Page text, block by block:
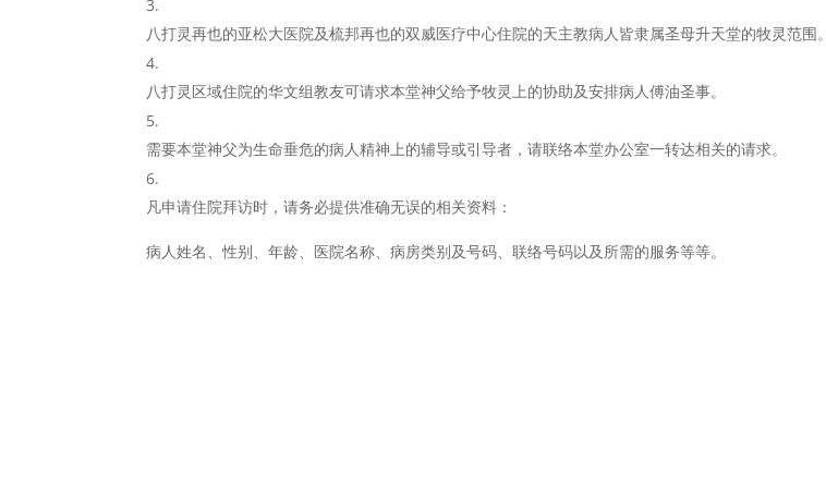
八打灵再也的亚松大医院及梳邦再也的双威医疗中心住院的天主教病人皆隶属圣母升天堂的牧灵范围。
八打灵区域住院的华文组教友可请求本堂神父给予牧灵上的协助及安排病人傅油圣事。
需要本堂神父为生命垂危的病人精神上的辅导或引导者，请联络本堂办公室一转达相关的请求。
凡申请住院拜访时，请务必提供准确无误的相关资料：
病人姓名、性别、年龄、医院名称、病房类别及号码、联络号码以及所需的服务等等。